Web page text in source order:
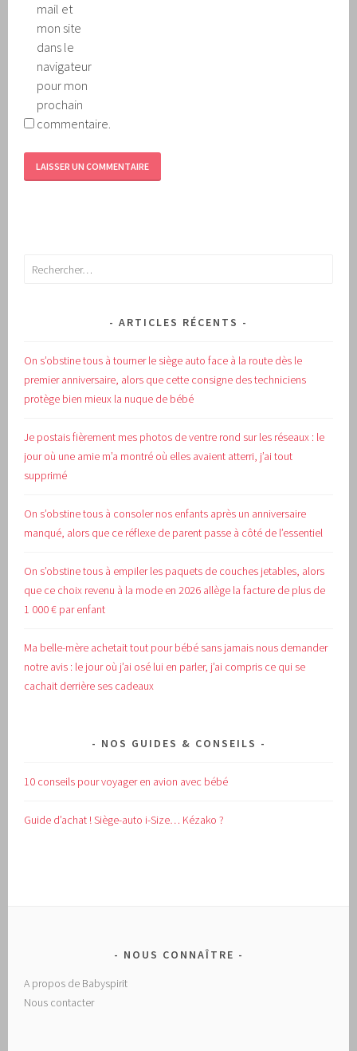
mail et
mon site
dans le
navigateur
pour mon
prochain
commentaire.
Rechercher :
ARTICLES RÉCENTS
On s’obstine tous à tourner le siège auto face à la route dès le
premier anniversaire, alors que cette consigne des techniciens
protège bien mieux la nuque de bébé
Je postais fièrement mes photos de ventre rond sur les réseaux : le
jour où une amie m’a montré où elles avaient atterri, j’ai tout
supprimé
On s’obstine tous à consoler nos enfants après un anniversaire
manqué, alors que ce réflexe de parent passe à côté de l’essentiel
On s’obstine tous à empiler les paquets de couches jetables, alors
que ce choix revenu à la mode en 2026 allège la facture de plus de
1 000 € par enfant
Ma belle-mère achetait tout pour bébé sans jamais nous demander
notre avis : le jour où j’ai osé lui en parler, j’ai compris ce qui se
cachait derrière ses cadeaux
NOS GUIDES & CONSEILS
10 conseils pour voyager en avion avec bébé
Guide d’achat !Siège-auto i-Size… Kézako ?
NOUS CONNAÎTRE
A propos de Babyspirit
Nous contacter